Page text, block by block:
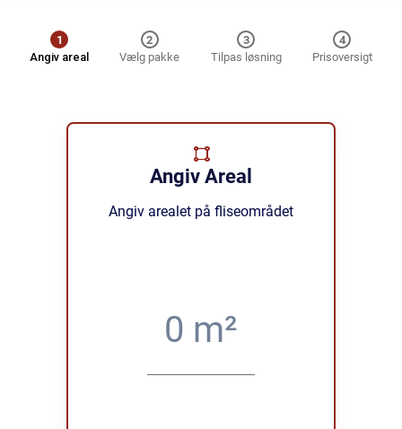
1
Angiv areal
2
Vælg pakke
3
Tilpas løsning
4
Prisoversigt
Angiv Areal
Angiv arealet på fliseområdet